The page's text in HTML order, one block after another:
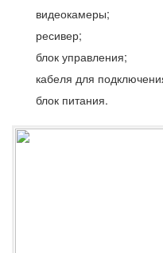
видеокамеры;
ресивер;
блок управления;
кабеля для
блок питания.